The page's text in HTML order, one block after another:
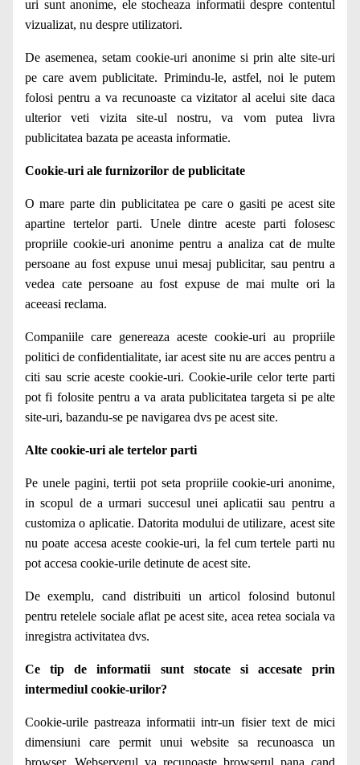
uri sunt anonime, ele stocheaza informatii despre contentul
vizualizat, nu despre utilizatori.
De asemenea, setam cookie-uri anonime si prin alte site-uri
pe care avem publicitate. Primindu-le, astfel, noi le putem
folosi pentru a va recunoaste ca vizitator al acelui site daca
ulterior veti vizita site-ul nostru, va vom putea livra
publicitatea bazata pe aceasta informatie.
Cookie-uri ale furnizorilor de publicitate
O mare parte din publicitatea pe care o gasiti pe acest site
apartine tertelor parti. Unele dintre aceste parti folosesc
propriile cookie-uri anonime pentru a analiza cat de multe
persoane au fost expuse unui mesaj publicitar, sau pentru a
vedea cate persoane au fost expuse de mai multe ori la
aceeasi reclama.
Companiile care genereaza aceste cookie-uri au propriile
politici de confidentialitate, iar acest site nu are acces pentru a
citi sau scrie aceste cookie-uri. Cookie-urile celor terte parti
pot fi folosite pentru a va arata publicitatea targeta si pe alte
site-uri, bazandu-se pe navigarea dvs pe acest site.
Alte cookie-uri ale tertelor parti
Pe unele pagini, tertii pot seta propriile cookie-uri anonime,
in scopul de a urmari succesul unei aplicatii sau pentru a
customiza o aplicatie. Datorita modului de utilizare, acest site
nu poate accesa aceste cookie-uri, la fel cum tertele parti nu
pot accesa cookie-urile detinute de acest site.
De exemplu, cand distribuiti un articol folosind butonul
pentru retelele sociale aflat pe acest site, acea retea sociala va
inregistra activitatea dvs.
Ce tip de informatii sunt stocate si accesate prin
intermediul cookie-urilor?
Cookie-urile pastreaza informatii intr-un fisier text de mici
dimensiuni care permit unui website sa recunoasca un
browser. Webserverul va recunoaste browserul pana cand